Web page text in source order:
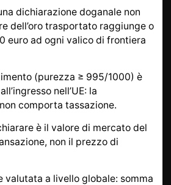
dichiarazione doganale non
dell’oro trasportato raggiunge o
euro ad ogni valico di frontiera
(purezza ≥ 995/1000) è
nell’UE: la
comporta tassazione.
è il valore di mercato del
non il prezzo di
valutata a livello globale: somma